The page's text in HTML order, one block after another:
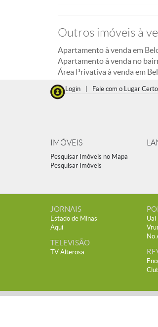
Outros imóveis à
Apartamento à venda em
Apartamento à venda no
Área Privativa à venda em
Login Fale com o Lugar Certo
IMÓVEIS
Pesquisar Imóveis no Mapa
Pesquisar Imóveis
JORNAIS
Estado de Minas
Aqui
TELEVISÃO
TV Alterosa
Uai
No